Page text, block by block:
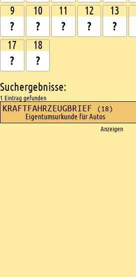
9 10 11 12 13
17 18
Suchergebnisse:
1 Eintrag gefunden
KRAFTFAHRZEUGBRIEF (18)
Eigentumsurkunde für Autos
Anzeigen